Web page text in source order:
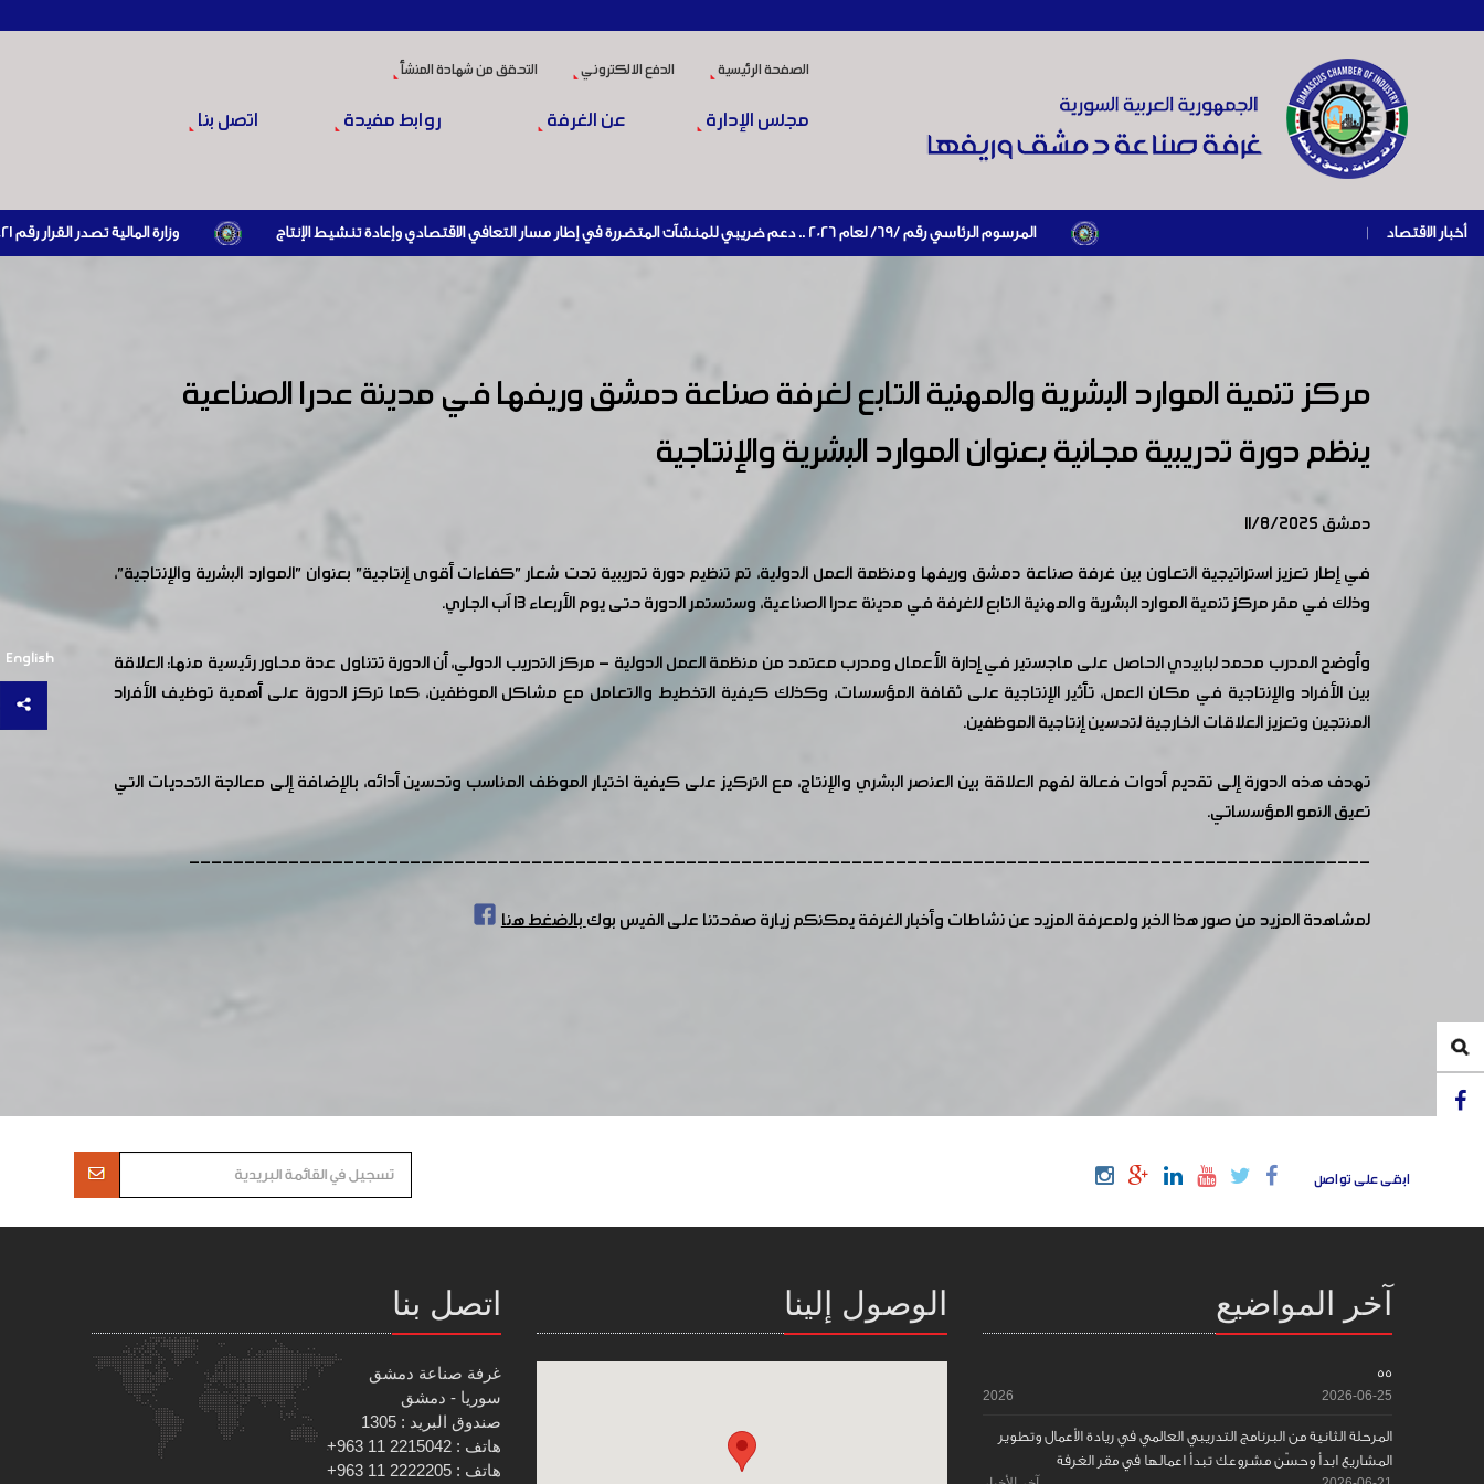
الصفحة الرئيسية الدفع الالكتروني التحقق من شهادة المنشأ
مجلس الإدارة عن الغرفة روابط مفيدة اتصل بنا
أخبار الاقتصاد | المرسوم الرئاسي رقم /69/ لعام 2026 .. دعم ضريبي للمنشآت المتضررة في إطار مسار التعافي الاقتصادي وإعادة تنشيط الإنتاج وزارة المالية تصدر القرار رقم 421 تاريخ 24/3/2026 المتضمن الزام المستوردين بإبراز براءة ذمة مالية سارية صادرة عن الهيئة العامة للضرائب والرسوم أو مديرياتها عند القيام بعمليات الاستيراد
English
مركز تنمية الموارد البشرية والمهنية التابع لغرفة صناعة دمشق وريفها في مدينة عدرا الصناعية
ينظم دورة تدريبية مجانية بعنوان الموارد البشرية والإنتاجية
دمشق 11/8/2025
في إطار تعزيز استراتيجية التعاون بين غرفة صناعة دمشق وريفها ومنظمة العمل الدولية، تم تنظيم دورة تدريبية تحت شعار "كفاءات أقوى إنتاجية" بعنوان "الموارد البشرية والإنتاجية"،
وذلك في مقر مركز تنمية الموارد البشرية والمهنية التابع للغرفة في مدينة عدرا الصناعية، وستستمر الدورة حتى يوم الأربعاء 13 آب الجاري.
وأوضح المدرب محمد لبابيدي الحاصل على ماجستير في إدارة الأعمال ومدرب معتمد من منظمة العمل الدولية - مركز التدريب الدولي، أن الدورة تتناول عدة محاور رئيسية منها: العلاقة
بين الأفراد والإنتاجية في مكان العمل، تأثير الإنتاجية على ثقافة المؤسسات، وكذلك كيفية التخطيط والتعامل مع مشاكل الموظفين، كما تركز الدورة على أهمية توظيف الأفراد
المنتجين وتعزيز العلاقات الخارجية لتحسين إنتاجية الموظفين.
تهدف هذه الدورة إلى تقديم أدوات فعالة لفهم العلاقة بين العنصر البشري والإنتاج، مع التركيز على كيفية اختيار الموظف المناسب وتحسين أدائه، بالإضافة إلى معالجة التحديات التي
تعيق النمو المؤسساتي.
-----------------------------------------------------------------------------------------------------------
لمشاهدة المزيد من صور هذا الخبر ولمعرفة المزيد عن نشاطات وأخبار الغرفة يمكنكم زيارة صفحتنا على الفيس بوكبالضغط هنا
ابقى على تواصل
آخر المواضيع
55
2026-06-25
2026
المرحلة الثانية من البرنامج التدريبي العالمي في ريادة الأعمال وتطوير
المشاريع ابدأ وحسّن مشروعك تبدأ اعمالها في مقر الغرفة
الوصول إلينا اتصل بنا
غرفة صناعة دمشق
سوريا - دمشق
صندوق البريد : 1305
هاتف : 2215042 11 963+
هاتف : 2222205 11 963+